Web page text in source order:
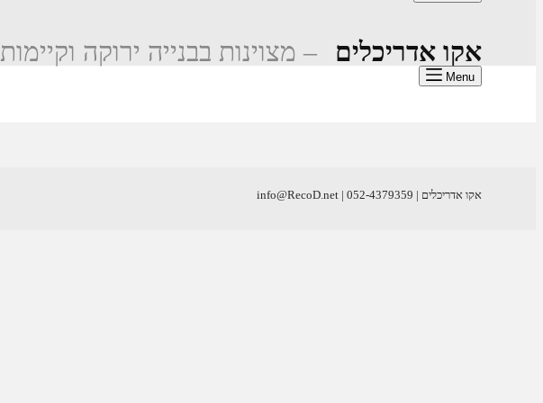
אקו אדריכלים – מצוינות בבנייה ירוקה וקיימות
Menu
אקו אדריכלים | info@RecoD.net | 052-4379359